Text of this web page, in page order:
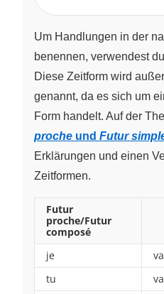
Um Handlungen in der
benennen, verwendest
Diese Zeitform wird
genannt, da es sich um
Form handelt. Auf der
proche und Futur
Erklärungen und einen
Zeitformen.
Futur
proche/Futur
composé
je
tu